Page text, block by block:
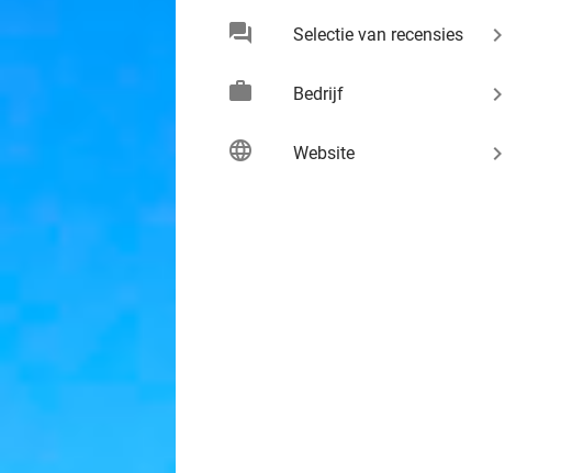
chat Selectie van recensies keyboard_arrow_right
work Bedrijf keyboard_arrow_right
language Website keyboard_arrow_right